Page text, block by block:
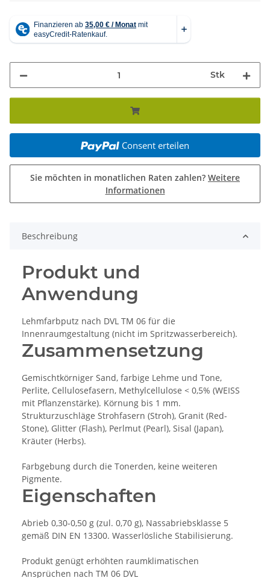
Stk
Consent erteilen
Sie möchten in monatlichen Raten zahlen? Weitere
Informationen
Beschreibung
Produkt und
Anwendung
Lehmfarbputz nach DVL TM 06 für die
Innenraumgestaltung (nicht im Spritzwasserbereich).
Zusammensetzung
Gemischtkörniger Sand, farbige Lehme und Tone,
Perlite, Cellulosefasern, Methylcellulose < 0,5% (WEISS
mit Pflanzenstärke). Körnung bis 1 mm.
Strukturzuschläge Strohfasern (Stroh), Granit (Red-
Stone), Glitter (Flash), Perlmut (Pearl), Sisal (Japan),
Kräuter (Herbs).
Farbgebung durch die Tonerden, keine weiteren
Pigmente.
Eigenschaften
Abrieb 0,30-0,50 g (zul. 0,70 g), Nassabriebsklasse 5
gemäß DIN EN 13300. Wasserlösliche Stabilisierung.
Produkt genügt erhöhten raumklimatischen
Ansprüchen nach TM 06 DVL